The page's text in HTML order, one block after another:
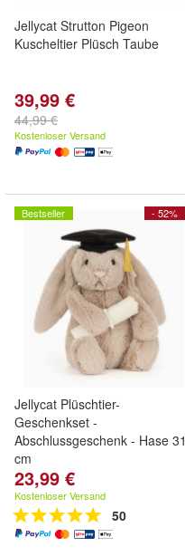
Jellycat Strutton Pigeon
Kuscheltier Plüsch Taube
39,99 €
44,99 €
Kostenloser Versand
- 52%
Bestseller
Jellycat Plüschtier-
Geschenkset -
Abschlussgeschenk - Hase 31
cm
23,99 €
Kostenloser Versand
50